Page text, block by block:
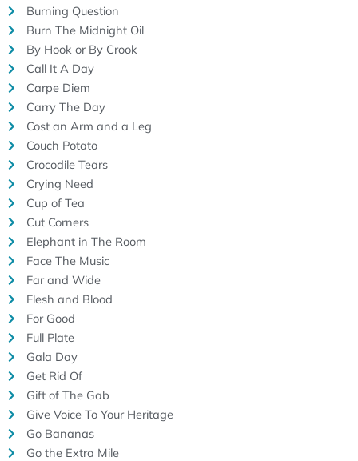
Burning Question
Burn The Midnight Oil
By Hook or By Crook
Call It A Day
Carpe Diem
Carry The Day
Cost an Arm and a Leg
Couch Potato
Crocodile Tears
Crying Need
Cup of Tea
Cut Corners
Elephant in The Room
Face The Music
Far and Wide
Flesh and Blood
For Good
Full Plate
Gala Day
Get Rid Of
Gift of The Gab
Give Voice To Your Heritage
Go Bananas
Go the Extra Mile